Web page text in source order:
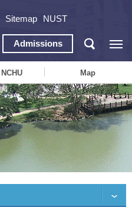
Sitemap NUST
Admissions
Map